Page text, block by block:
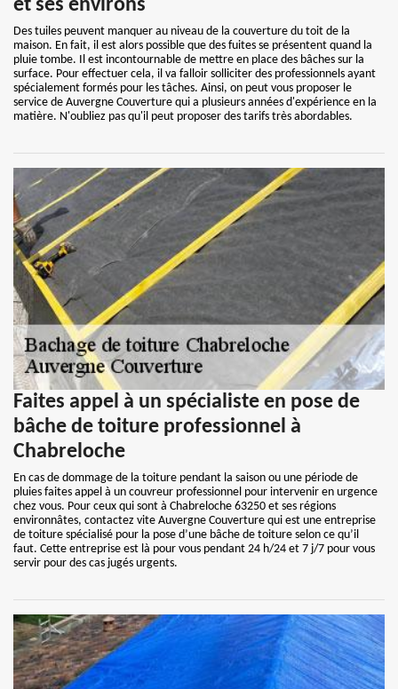
et ses environs
Des tuiles peuvent manquer au niveau de la couverture du toit de la
maison. En fait, il est alors possible que des fuites se présentent quand la
pluie tombe. Il est incontournable de mettre en place des bâches sur la
surface. Pour effectuer cela, il va falloir solliciter des professionnels ayant
spécialement formés pour les tâches. Ainsi, on peut vous proposer le
service de Auvergne Couverture qui a plusieurs années d'expérience en la
matière. N'oubliez pas qu'il peut proposer des tarifs très abordables.
Faites appel à un spécialiste en pose de
bâche de toiture professionnel à
Chabreloche
En cas de dommage de la toiture pendant la saison ou une période de
pluies faites appel à un couvreur professionnel pour intervenir en urgence
chez vous. Pour ceux qui sont à Chabreloche 63250 et ses régions
environnâtes, contactez vite Auvergne Couverture qui est une entreprise
de toiture spécialisé pour la pose d’une bâche de toiture selon ce qu’il
faut. Cette entreprise est là pour vous pendant 24 h/24 et 7 j/7 pour vous
servir pour des cas jugés urgents.